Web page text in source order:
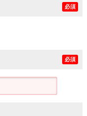
必須
必須